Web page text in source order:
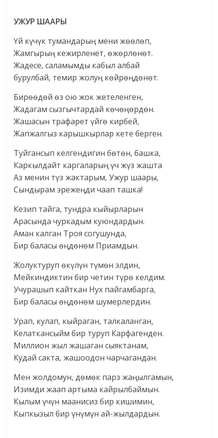
УЖУР ШААРЫ
Үй күчүк тумандарың мени жөөлөп,
Жамгырың кежирленет, өжөрлөнөт.
Жадесе, саламымды кабыл албай
бурулбай, темир жолуң көйрөңдөнөт.
Бирөөдөй өз ою жок жетеленген,
Жадагам сызгычтардай көчөңөрдөн.
Жашасын трафарет үйгө кирбей,
Жапжалгыз карышкырлар кете берген.
Туйгансып келгендигин бөтөн, башка,
Каркылдайт каргаларың үч жүз жашта
Аз менин түз жактарым, Ужур шаары,
Сындырам эрежеңди чаап ташка!
Кезип тайга, тундра кыйырларын
Арасында чуркадым куюндардын.
Аман калган Троя согушунда,
Бир баласы өңдөнөм Приамдын.
Жолуктуруп өкүлүн түмөн элдин,
Мейкиндиктин бир четин түрө келдим.
Учурашып кайткан Нух пайгамбарга,
Бир баласы өңдөнөм шумерлердин.
Урап, кулап, кыйраган, талкаланган,
Келаткансыйм бир туруп Карфагенден.
Миллион жыл жашаган сыяктанам,
Кудай сакта, жашоодон чарчагандан.
Мен жолдомун, дөмөк парз жаңылгамын,
Изимди жаап артыма кайрылбаймын.
Кылым үчүн маанисиз бир кишимин,
Кыпкызыл бир үнүмүн ай-жылдардын.